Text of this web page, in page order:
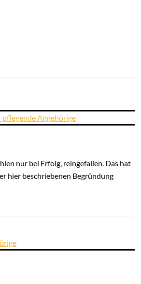
Angehörige
nur bei Erfolg, reingefallen. Das hat
hier beschriebenen Begründung